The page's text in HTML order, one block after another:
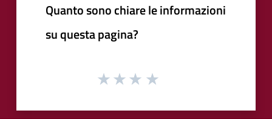
Quanto sono chiare le informazioni
su questa pagina?